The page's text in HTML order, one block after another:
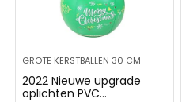
GROTE KERSTBALLEN 30 CM
2022 Nieuwe upgrade
oplichten PVC